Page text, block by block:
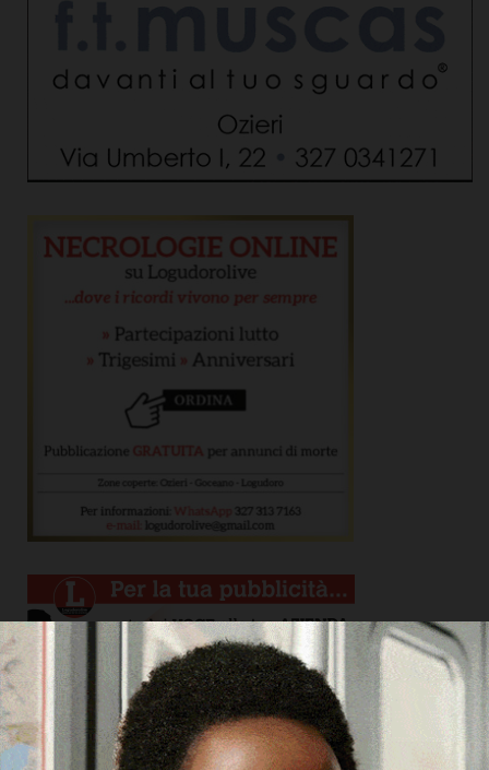
ARTICOLI RECENTI